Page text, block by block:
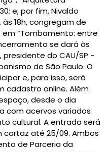
e, por fim, Nivaldo
18h, congregam de
“Tombamento: entre
se dará às
presidente do CAU/SP -
de São Paulo. O
e, para isso,será
cadastro online. Além
,desde o dia
com acervos variados
cultural. A entrada será
até 25/09. Ambos
de Parceria da